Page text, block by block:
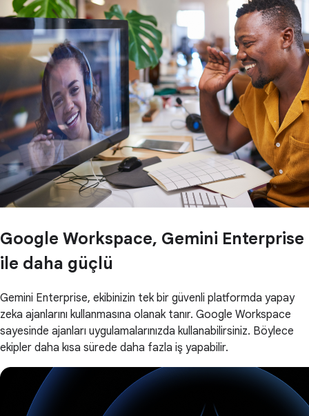
Google Workspace, Gemini Enterprise
ile daha güçlü
Gemini Enterprise, ekibinizin tek bir güvenli platformda yapay
zeka ajanlarını kullanmasına olanak tanır. Google Workspace
sayesinde ajanları uygulamalarınızda kullanabilirsiniz. Böylece
ekipler daha kısa sürede daha fazla iş yapabilir.